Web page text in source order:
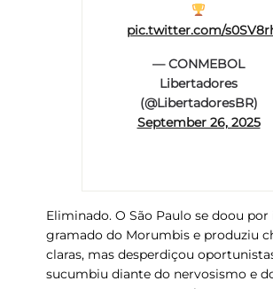
pic.twitter.com/
— CONMEBOL
Libertadores
(@LibertadoresBR)
September 26, 2025
Eliminado. O São Paulo se doou
gramado do Morumbis e produziu
claras, mas desperdiçou
sucumbiu diante do nervosismo e